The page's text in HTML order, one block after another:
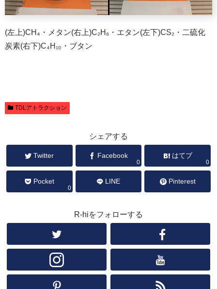
(左上)CH₄・メタン(右上)C₂H₆・エタン(左下)CS₂・二硫化
炭素(右下)C₄H₁₀・ブタン
TDLアトラクション
シェアする
Twitter Facebook
0
はてブ
0
Pocket
0
LINE Pinterest
R-hiをフォローする